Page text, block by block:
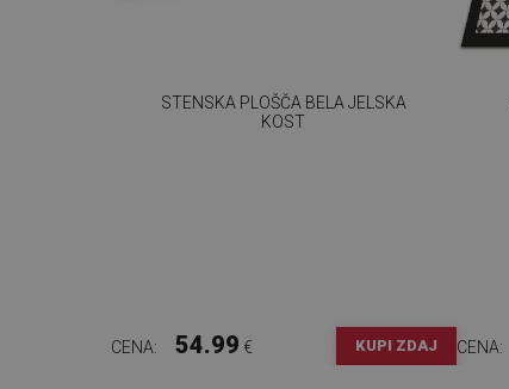
STENSKA PLOŠČA BELA JELSKA
KOST
CENA: 54.99 € KUPI ZDAJ CENA: